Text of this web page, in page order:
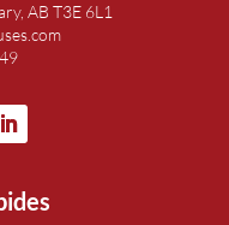
AB T3E 6L1